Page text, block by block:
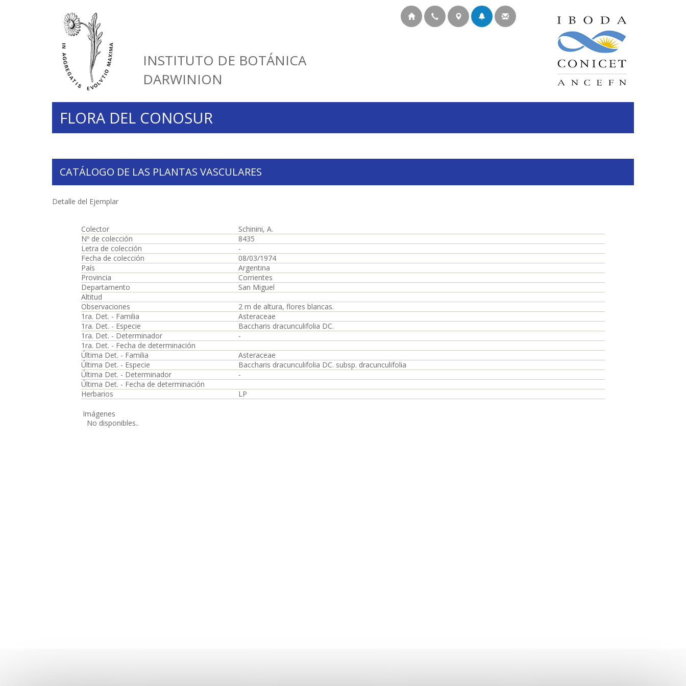
INSTITUTO DE BOTÁNICA
DARWINION
FLORA DEL CONOSUR
CATÁLOGO DE LAS PLANTAS VASCULARES
Detalle del Ejemplar
Colector
Schinini, A.
Nº de colección
8435
Letra de colección
-
Fecha de colección
08/03/1974
País
Argentina
Provincia
Corrientes
Departamento
San Miguel
Altitud
Observaciones
2 m de altura, flores blancas.
1ra. Det. - Familia
Asteraceae
1ra. Det. - Especie
Baccharis dracunculifolia DC.
1ra. Det. - Determinador
-
1ra. Det. - Fecha de determinación
Última Det. - Familia
Asteraceae
Última Det. - Especie
Baccharis dracunculifolia DC. subsp. dracunculifolia
Última Det. - Determinador
-
Última Det. - Fecha de determinación
Herbarios
LP
Imágenes
No disponibles..